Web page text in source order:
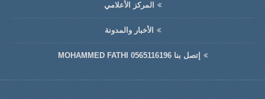
المركز الأعلامي
الأخبار والمدونة
إتصل بنا MOHAMMED FATHI 0565116196